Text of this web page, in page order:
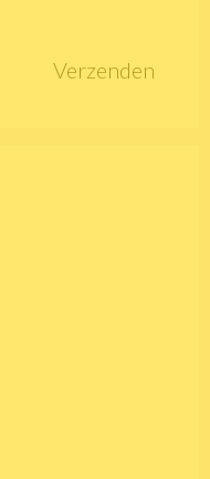
Verzenden